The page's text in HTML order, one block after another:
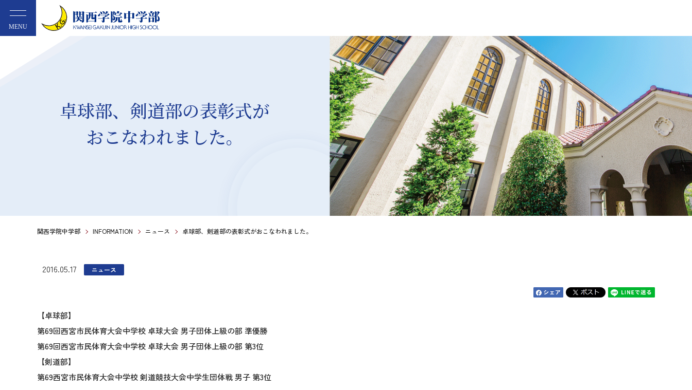
MENU
卓球部、剣道部の表彰式が
おこなわれました。
関西学院中学部 INFORMATION ニュース 卓球部、剣道部の表彰式がおこなわれました。
2016.05.17 ニュース
【卓球部】
第69回西宮市民体育大会中学校 卓球大会 男子団体上級の部 準優勝
第69回西宮市民体育大会中学校 卓球大会 男子団体上級の部 第3位
【剣道部】
第69西宮市民体育大会中学校 剣道競技大会中学生団体戦 男子 第3位